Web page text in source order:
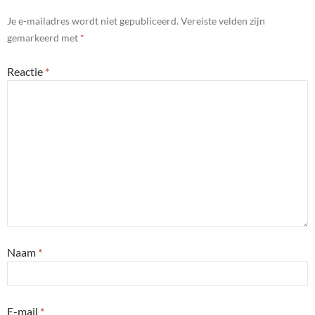
Je e-mailadres wordt niet gepubliceerd. Vereiste velden zijn
gemarkeerd met *
Reactie *
Naam *
E-mail *